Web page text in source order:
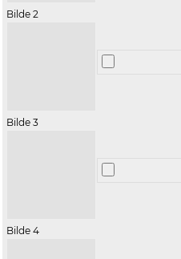
Bilde 2
Bilde 3
Bilde 4